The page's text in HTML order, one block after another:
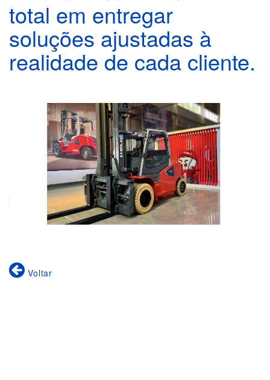
total em entregar
soluções ajustadas à
realidade de cada cliente.
Voltar